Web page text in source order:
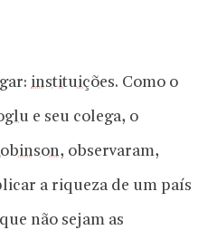
instituições. Como o
e seu colega, o
, observaram,
a riqueza de um país
não sejam as